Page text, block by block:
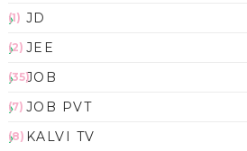
JD
(1)
JEE
(2)
JOB
(35)
JOB PVT
(7)
KALVI TV
(8)